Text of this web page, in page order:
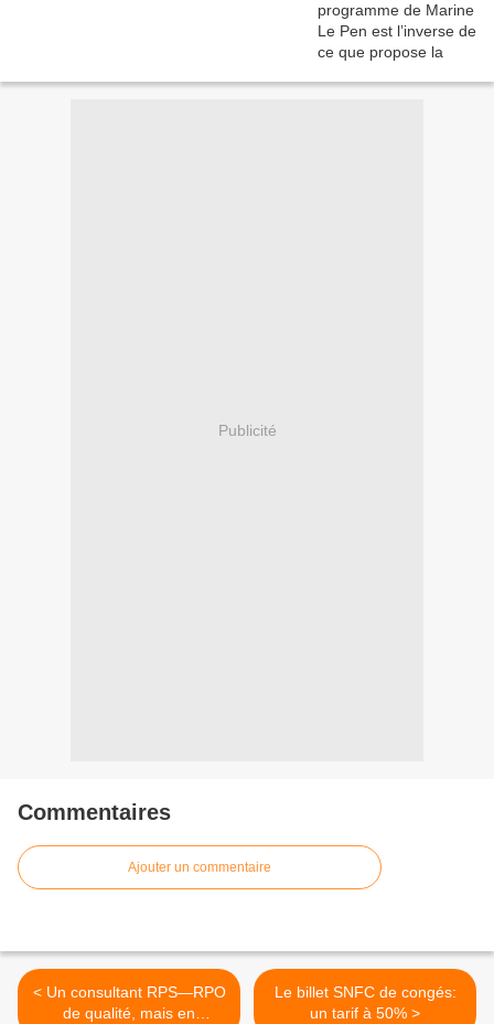
Publicité
Commentaires
Ajouter un commentaire
< Un consultant RPS—RPO
de qualité, mais en
Le billet SNFC de congés:
un tarif à 50% >